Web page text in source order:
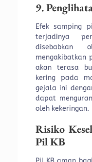
9.
Efek samping
terjadinya
mengakibatkan
akan terasa
kering pada
gejala ini
dapat
oleh kekeringan.
Risiko
Pil KB